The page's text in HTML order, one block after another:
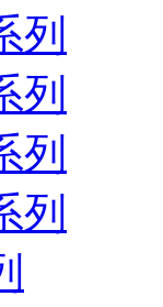
列
列
列
列